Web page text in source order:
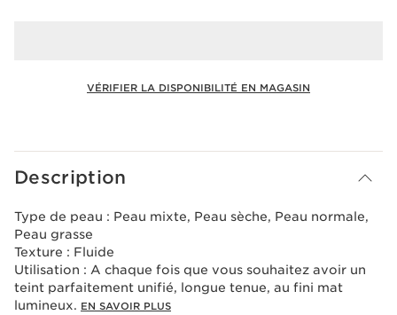
VÉRIFIER LA DISPONIBILITÉ EN MAGASIN
Description
Type de peau : Peau mixte, Peau sèche, Peau normale,
Peau grasse
Texture : Fluide
Utilisation : A chaque fois que vous souhaitez avoir un
teint parfaitement unifié, longue tenue, au fini mat
lumineux. EN SAVOIR PLUS